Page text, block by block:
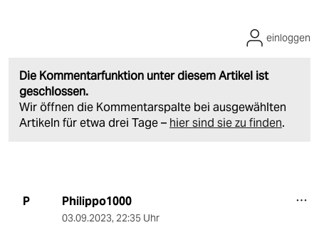
Die Kommentarfunktion unter diesem Artikel ist
geschlossen.
Wir öffnen die Kommentarspalte bei ausgewählten
Artikeln für etwa drei Tage – hier sind sie zu finden.
einloggen
P Philippo1000
03.09.2023, 22:35 Uhr